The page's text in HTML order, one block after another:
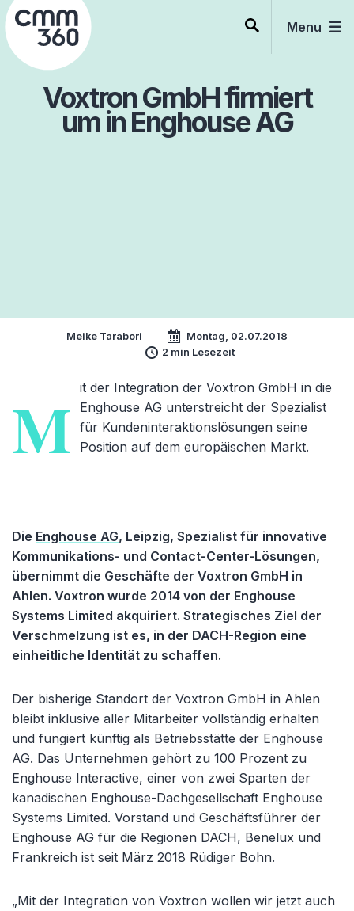
Skip
to
content
Menu
Voxtron GmbH firmiert
um in Enghouse AG
Meike Tarabori
Montag, 02.07.2018
2 min Lesezeit
M it der Integration der Voxtron GmbH in die
Enghouse AG unterstreicht der Spezialist
für Kundeninteraktionslösungen seine
Position auf dem europäischen Markt.
Die Enghouse AG, Leipzig, Spezialist für innovative
Kommunikations- und Contact-Center-Lösungen,
übernimmt die Geschäfte der Voxtron GmbH in
Ahlen. Voxtron wurde 2014 von der Enghouse
Systems Limited akquiriert. Strategisches Ziel der
Verschmelzung ist es, in der DACH-Region eine
einheitliche Identität zu schaffen.
Der bisherige Standort der Voxtron GmbH in Ahlen
bleibt inklusive aller Mitarbeiter vollständig erhalten
und fungiert künftig als Betriebsstätte der Enghouse
AG. Das Unternehmen gehört zu 100 Prozent zu
Enghouse Interactive, einer von zwei Sparten der
kanadischen Enghouse-Dachgesellschaft Enghouse
Systems Limited. Vorstand und Geschäftsführer der
Enghouse AG für die Regionen DACH, Benelux und
Frankreich ist seit März 2018 Rüdiger Bohn.
„Mit der Integration von Voxtron wollen wir jetzt auch